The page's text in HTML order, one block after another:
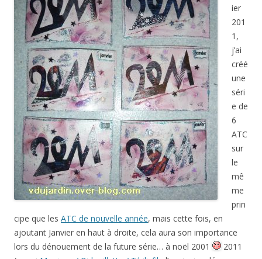
ier
201
1,
j’ai
créé
une
séri
e de
6
ATC
sur
le
mê
me
prin
cipe que les ATC de nouvelle année, mais cette fois, en
ajoutant Janvier en haut à droite, cela aura son importance
lors du dénouement de la future série… à noël 2001
2011